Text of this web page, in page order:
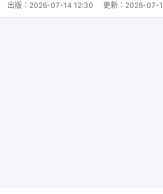
出版： 2026-07-14 12:30 更新： 2026-07-